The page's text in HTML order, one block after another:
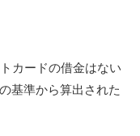
カードの借金はない
基準から算出された